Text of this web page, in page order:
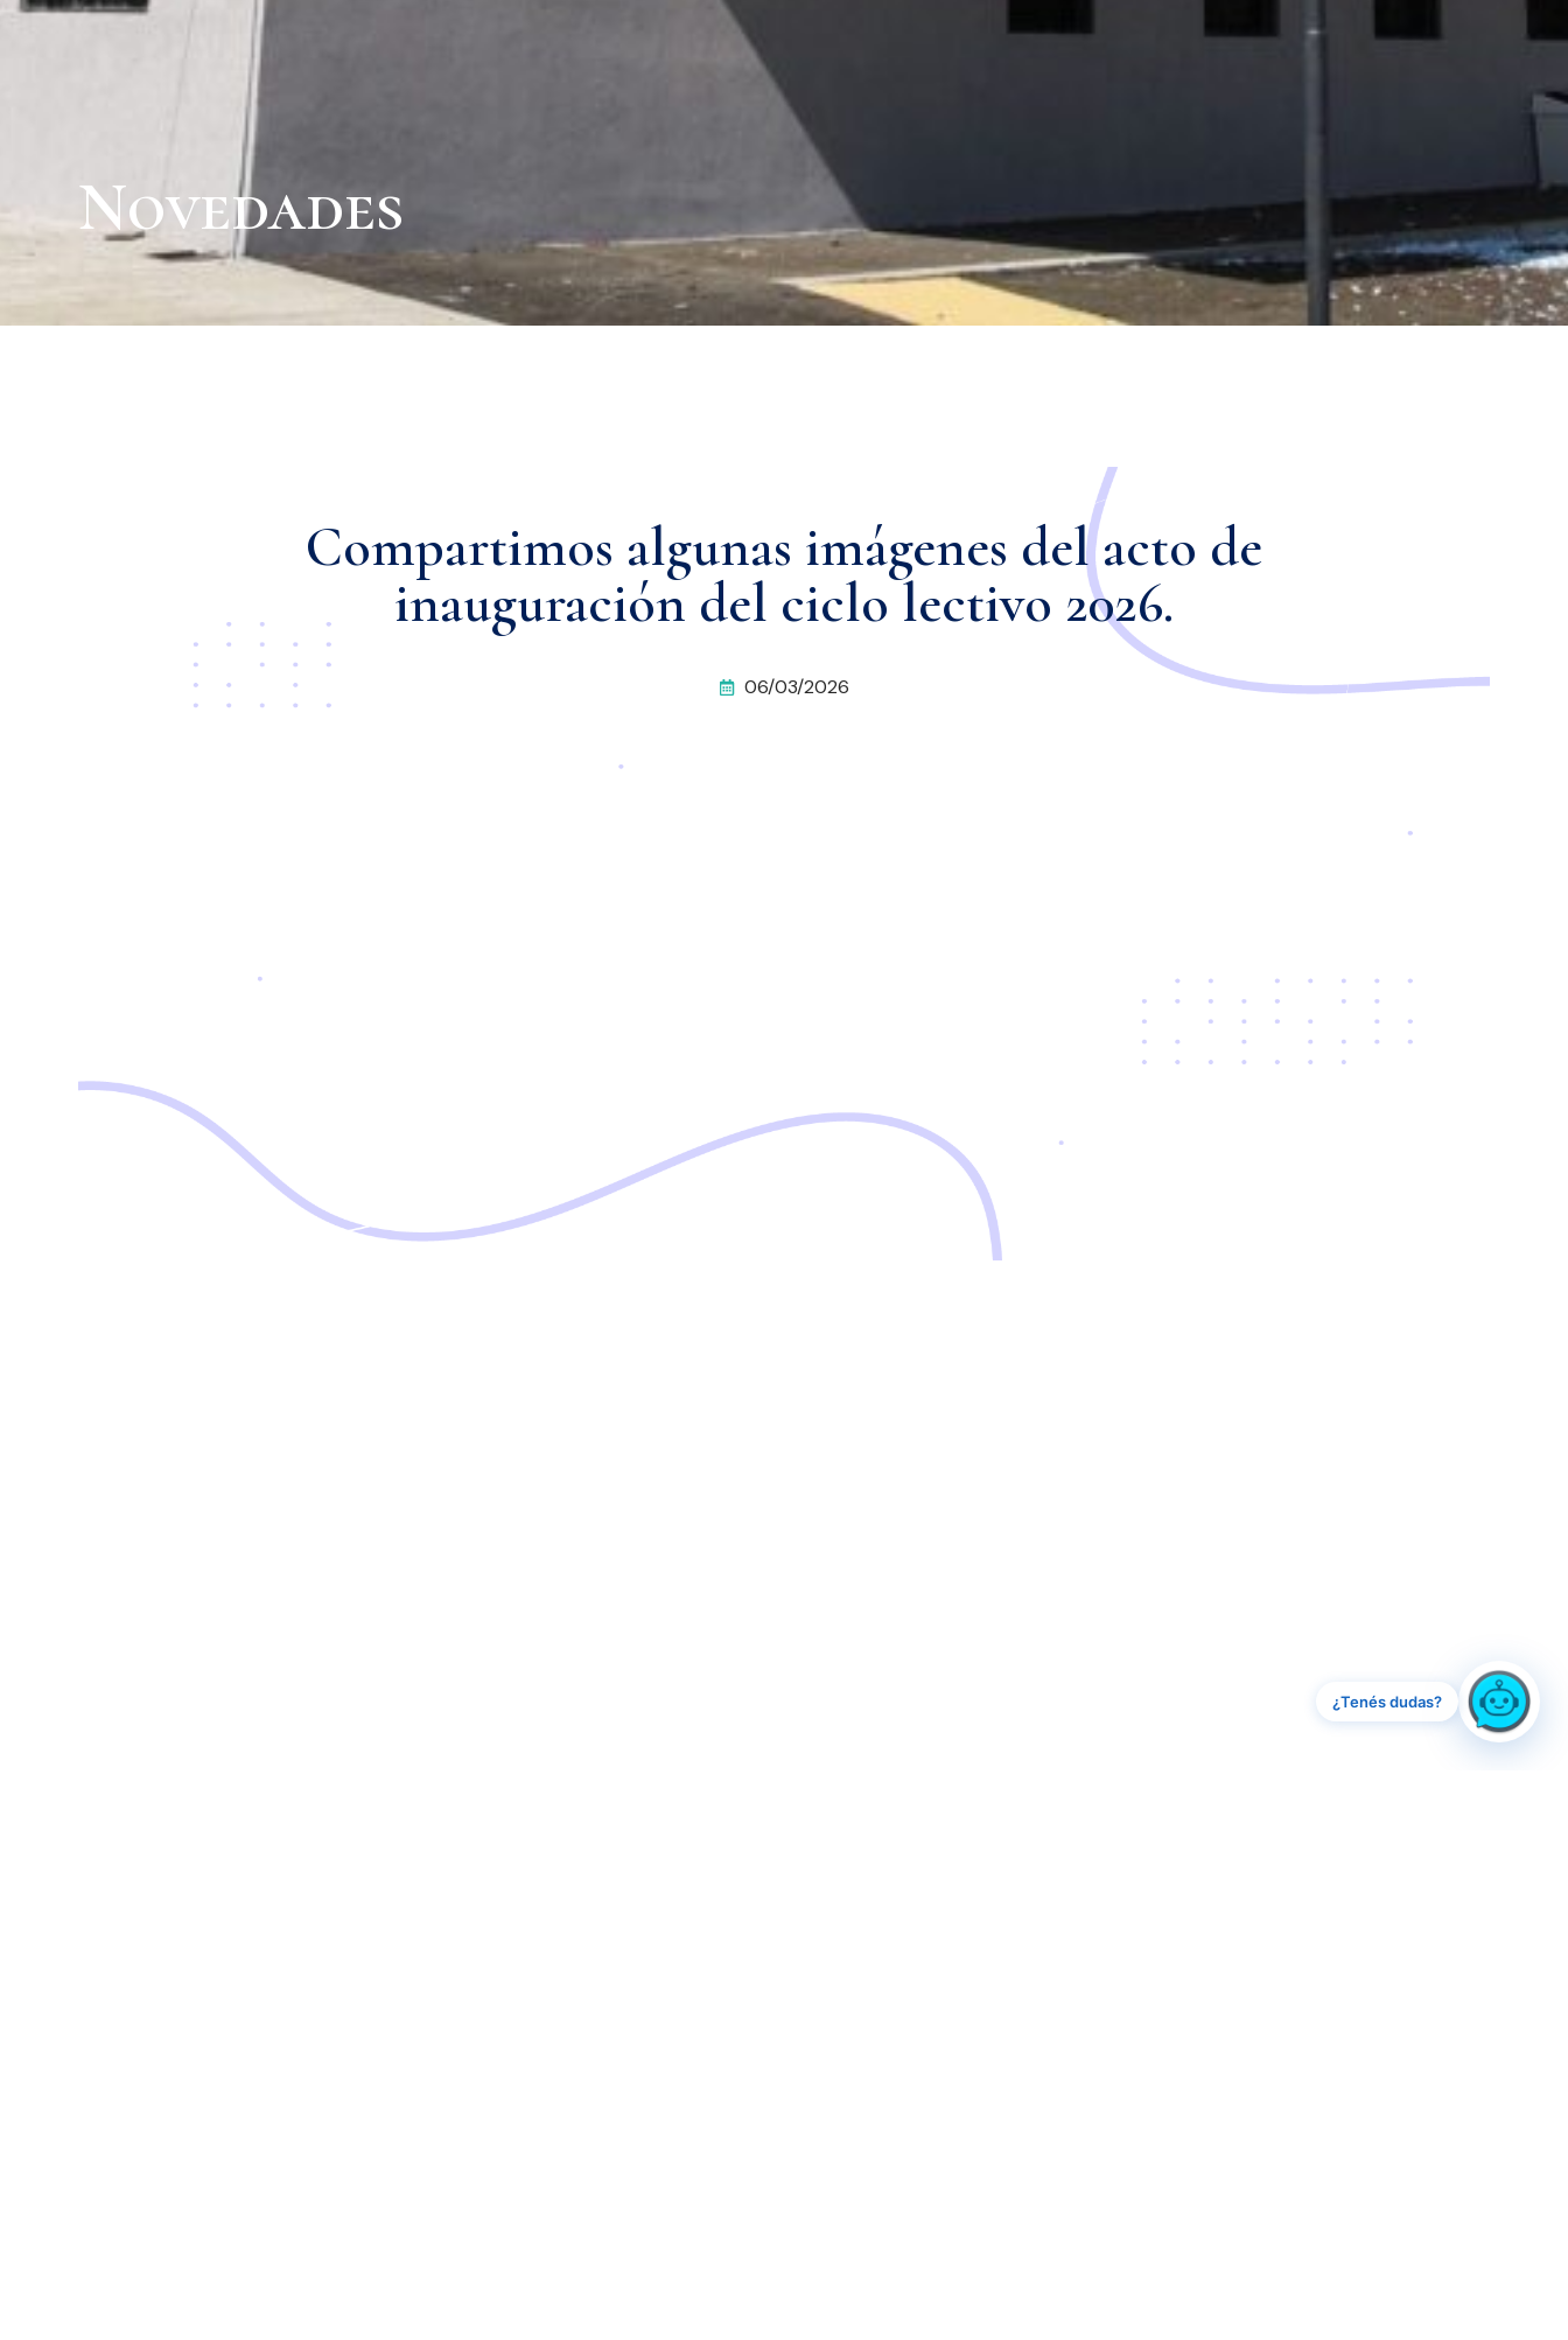
Novedades
Compartimos algunas imágenes del acto de
inauguración del ciclo lectivo 2026.
06/03/2026